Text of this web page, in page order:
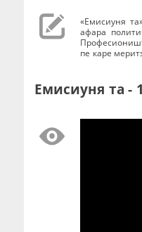
«Емисиуня
афара
пе каре
Емисиуня та -